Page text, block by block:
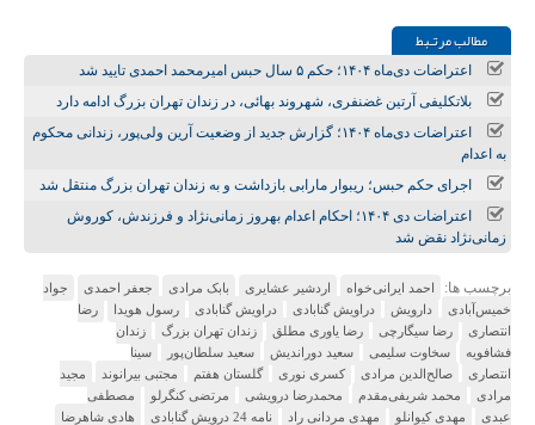
مطالب مرتـبط
اعتراضات دی‌ماه ۱۴۰۴؛ حکم ۵ سال حبس امیرمحمد احمدی تایید شد
بلاتکلیفی آرتین غضنفری، شهروند بهائی، در زندان تهران بزرگ ادامه دارد
اعتراضات دی‌ماه ۱۴۰۴؛ گزارش جدید از وضعیت آرین ولی‌پور، زندانی محکوم
به اعدام
اجرای حکم حبس؛ ریبوار مارابی بازداشت و به زندان تهران بزرگ منتقل شد
اعتراضات دی ۱۴۰۴؛ احکام اعدام بهروز زمانی‌نژاد و فرزندش، کوروش
زمانی‌نژاد نقض شد
برچسب ها: احمد ایرانی‌خواه اردشیر عشایری بابک مرادی جعفر احمدی
جواد
خمیس‌آبادی
دارویش دراویش گنابادى دراویش گنابادی رسول هویدا
رضا
انتصاری
رضا سیگارچی رضا یاوری مطلق زندان تهران بزرگ
زندان
فشافویه
سخاوت سلیمی سعید دوراندیش سعید سلطان‌پور
سینا
انتصاری
صالح‌الدین مرادی کسری نوری گلستان هفتم مجتبی بیرانوند
مجید
مرادی
محمد شریفی‌مقدم محمدرضا درویشی مرتضی کنگرلو
مصطفی
عبدی
مهدی کیوانلو مهدی مردانی راد نامه 24 درویش گنابادی هادی شاهرضا